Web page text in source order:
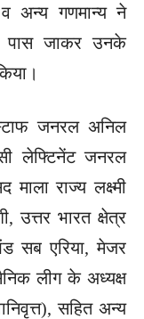
व अन्य गणमान्य ने
पास जाकर उनके
जनरल अनिल
लेफ्टिनेंट जनरल
माला राज्य लक्ष्मी
उत्तर भारत क्षेत्र
सब एरिया, मेजर
लीग के अध्यक्ष
सहित अन्य